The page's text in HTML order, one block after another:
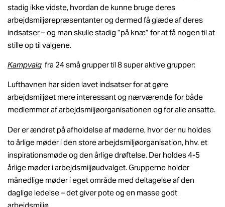
stadig ikke vidste, hvordan de kunne bruge deres
arbejdsmiljørepræsentanter og dermed få glæde af deres
indsatser – og man skulle stadig ”på knæ” for at få nogen til at
stille op til valgene.
Kampvalg fra 24 små grupper til 8 super aktive grupper:
Lufthavnen har siden lavet indsatser for at gøre
arbejdsmiljøet mere interessant og nærværende for både
medlemmer af arbejdsmiljøorganisationen og for alle ansatte.
Der er ændret på afholdelse af møderne, hvor der nu holdes
to årlige møder i den store arbejdsmiljøorganisation, hhv. et
inspirationsmøde og den årlige drøftelse. Der holdes 4-5
årlige møder i arbejdsmiljøudvalget. Grupperne holder
månedlige møder i eget område med deltagelse af den
daglige ledelse – det giver pote og en masse godt